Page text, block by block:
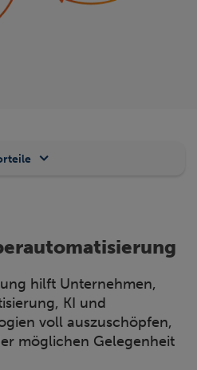
hilft Unternehmen,
KI und
voll auszuschöpfen,
möglichen Gelegenheit